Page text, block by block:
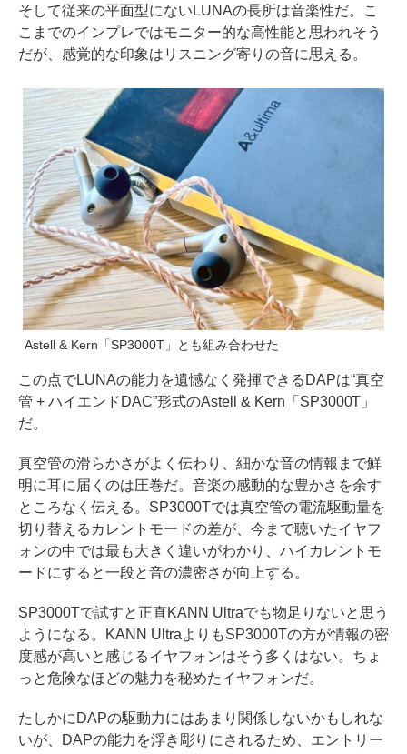
そして従来の平面型にないLUNAの長所は音楽性だ。こ
こまでのインプレではモニター的な高性能と思われそう
だが、感覚的な印象はリスニング寄りの音に思える。
Astell & Kern「SP3000T」とも組み合わせた
この点でLUNAの能力を遺憾なく発揮できるDAPは“真空
管 + ハイエンドDAC”形式のAstell & Kern「SP3000T」
だ。
真空管の滑らかさがよく伝わり、細かな音の情報まで鮮
明に耳に届くのは圧巻だ。音楽の感動的な豊かさを余す
ところなく伝える。SP3000Tでは真空管の電流駆動量を
切り替えるカレントモードの差が、今まで聴いたイヤフ
ォンの中では最も大きく違いがわかり、ハイカレントモ
ードにすると一段と音の濃密さが向上する。
SP3000Tで試すと正直KANN Ultraでも物足りないと思う
ようになる。KANN UltraよりもSP3000Tの方が情報の密
度感が高いと感じるイヤフォンはそう多くはない。ちょ
っと危険なほどの魅力を秘めたイヤフォンだ。
たしかにDAPの駆動力にはあまり関係しないかもしれな
いが、DAPの能力を浮き彫りにされるため、エントリー